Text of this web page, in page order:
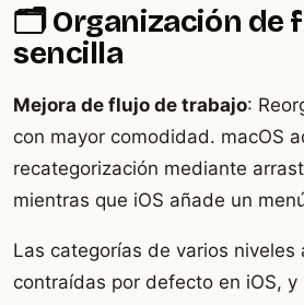
🗂️ Organización de
sencilla
Mejora de flujo de trabajo:
con mayor comodidad. macOS
recategorización mediante
mientras que iOS añade un
Las categorías de varios niveles
contraídas por defecto en iOS,